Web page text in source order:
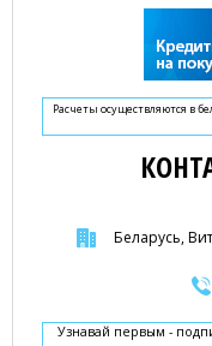
Расчеты осуществляются в
Беларусь,
Узнавай первым -